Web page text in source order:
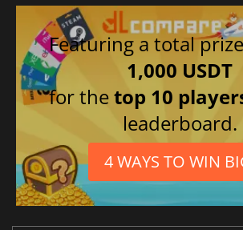
Featuring a total
1,000 USDT
for thetop 10
leaderboard.
4 WAYS TO WIN